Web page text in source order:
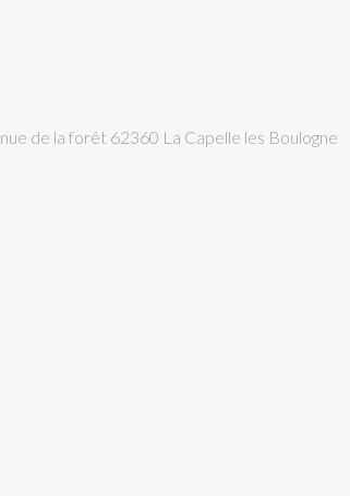
de la forêt 62360 La Capelle les Boulogne